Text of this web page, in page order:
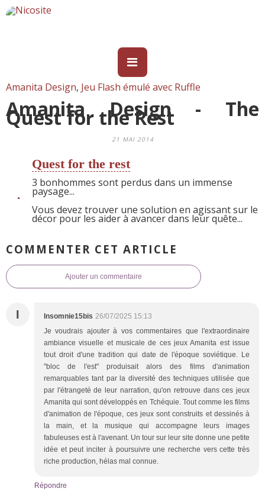
Amanita Design, Jeu Flash émulé avec Ruffle
Amanita Design - The
Quest for the Rest
21 MAI 2014
Quest for the rest
3 bonhommes sont perdus dans un immense
paysage...
Vous devez trouver une solution en agissant sur le
décor pour les aider à avancer dans leur quête...
COMMENTER CET ARTICLE
Ajouter un commentaire
I Insomnie15bis 26/07/2025 15:13
Je voudrais ajouter à vos commentaires que l'extraordinaire
ambiance visuelle et musicale de ces jeux Amanita est issue
tout droit d'une tradition qui date de l'époque soviétique. Le
"bloc de l'est" produisait alors des films d'animation
remarquables tant par la diversité des techniques utilisée que
par l'étrangeté de leur narration, qu'on retrouve dans ces jeux
Amanita qui sont développés en Tchéquie. Tout comme les films
d'animation de l'époque, ces jeux sont construits et dessinés à
la main, et la musique qui accompagne leurs images
fabuleuses est à l'avenant. Un tour sur leur site donne une petite
idée et peut inciter à poursuivre une recherche vers cette très
riche production, hélas mal connue.
Répondre